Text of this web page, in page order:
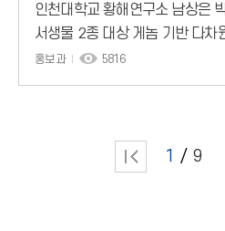
인천대학교 황해연구소 남상은
서생물 2종 대상 게놈 기반 다차
수생태계 영향평가 모델 제시
홍보과 5816
1 9